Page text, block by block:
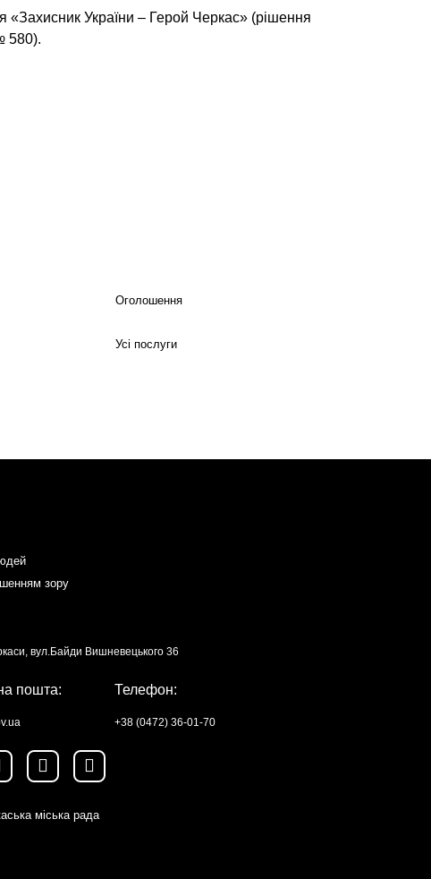
України – Герой Черкас» (рішення
580).
Оголошення
Усі послуги
зору
вул.Байди Вишневецького 36
пошта: Телефон:
+38 (0472) 36-01-70
міська рада